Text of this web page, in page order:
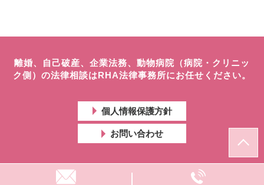
離婚、自己破産、企業法務、動物病院（病院・クリニッ
ク側）の法律相談はRHA法律事務所にお任せください。
個人情報保護方針
お問い合わせ
© RHA法律事務所